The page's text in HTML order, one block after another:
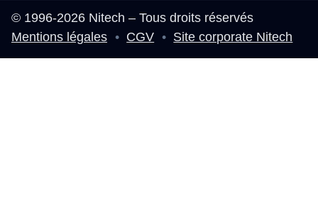
© 1996-2026 Nitech – Tous droits réservés
Mentions légales • CGV • Site corporate Nitech